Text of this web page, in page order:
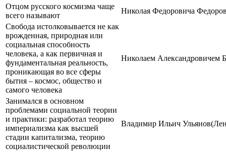
Отцом русского космизма чаще
всего называют
Николая Федоровича
Свобода истолковывается не как
врожденная, природная или
социальная способность
человека, а как первичная и
фундаментальная реальность,
проникающая во все сферы
бытия – космос, общество и
самого человека
Николаем Александровичем
Занимался в основном
проблемами социальной теории
и практики: разработал теорию
империализма как высшей
стадии капитализма, теорию
социалистической революции
Владимир Ильич